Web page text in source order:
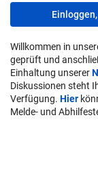
Willkommen in
geprüft und
Einhaltung unserer
Diskussionen steht
Verfügung. Hier
Melde- und